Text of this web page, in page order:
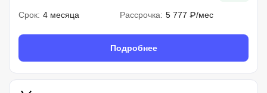
Срок: 4 месяца Рассрочка: 5 777 ₽/мес
Подробнее